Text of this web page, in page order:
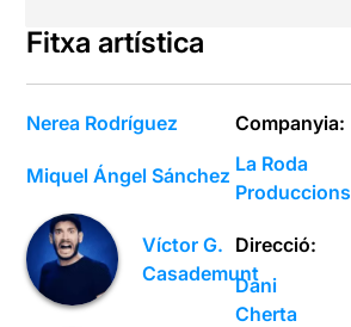
Fitxa artística
Nerea Rodríguez
Miquel Ángel Sánchez
Víctor G.
Casademunt
Companyia:
La Roda
Produccions
Direcció:
Dani
Cherta